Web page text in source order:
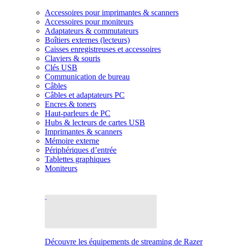
Accessoires pour imprimantes & scanners
Accessoires pour moniteurs
Adaptateurs & commutateurs
Boîtiers externes (lecteurs)
Caisses enregistreuses et accessoires
Claviers & souris
Clés USB
Communication de bureau
Câbles
Câbles et adaptateurs PC
Encres & toners
Haut-parleurs de PC
Hubs & lecteurs de cartes USB
Imprimantes & scanners
Mémoire externe
Périphériques d’entrée
Tablettes graphiques
Moniteurs
Découvre les équipements de streaming de Razer